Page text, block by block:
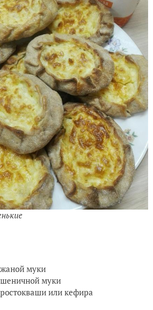
муки
муки
или кефира